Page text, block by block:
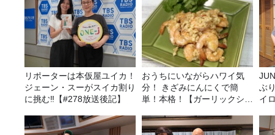
リポーターは本仮屋ユイカ！
ジェーン・スーがスイカ割り
に挑む‼【#278放送後記】
おうちにいながらハワイ気
分！ きざみにんにくで簡
単！本格！【ガーリックシュ
シピ
JUNK バナナマ
ぶ
イ